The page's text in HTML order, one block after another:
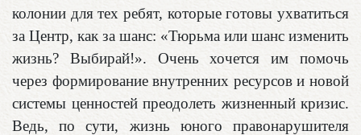
колонии для тех ребят, которые готовы ухватиться
за Центр, как за шанс: «Тюрьма или шанс изменить
жизнь? Выбирай!». Очень хочется им помочь
через формирование внутренних ресурсов и новой
системы ценностей преодолеть жизненный кризис.
Ведь, по сути, жизнь юного правонарушителя